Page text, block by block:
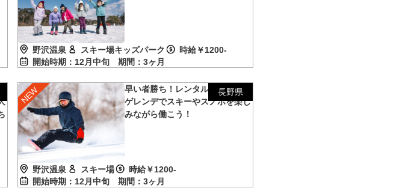
野沢温泉 スキー場キッズパーク
時給￥1200-
開始時期：12月中旬 期間：3ヶ月
長野県
早い者勝ち！レンタル受付業務！
ゲレンデでスキーやスノボを楽し
みながら働こう！
野沢温泉 スキー場
時給￥1200-
開始時期：12月中旬 期間：3ヶ月